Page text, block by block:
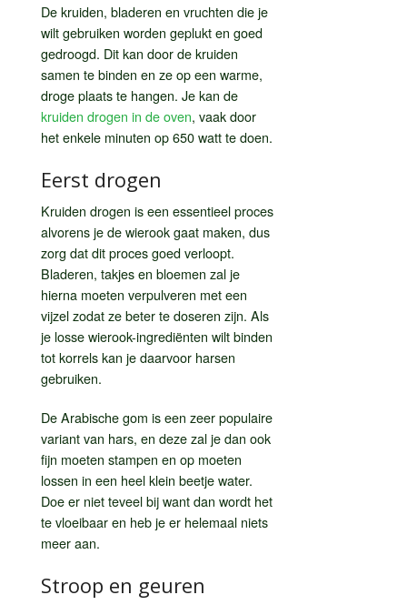
De kruiden, bladeren en vruchten die je
wilt gebruiken worden geplukt en goed
gedroogd. Dit kan door de kruiden
samen te binden en ze op een warme,
droge plaats te hangen. Je kan de
kruiden drogen in de oven, vaak door
het enkele minuten op 650 watt te doen.
Eerst drogen
Kruiden drogen is een essentieel proces
alvorens je de wierook gaat maken, dus
zorg dat dit proces goed verloopt.
Bladeren, takjes en bloemen zal je
hierna moeten verpulveren met een
vijzel zodat ze beter te doseren zijn. Als
je losse wierook-ingrediënten wilt binden
tot korrels kan je daarvoor harsen
gebruiken.
De Arabische gom is een zeer populaire
variant van hars, en deze zal je dan ook
fijn moeten stampen en op moeten
lossen in een heel klein beetje water.
Doe er niet teveel bij want dan wordt het
te vloeibaar en heb je er helemaal niets
meer aan.
Stroop en geuren